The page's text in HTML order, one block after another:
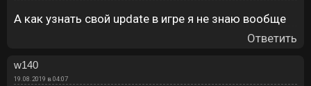
А как узнать свой update в игре я не знаю вообще
Ответить
w140
19.08.2019 в 04:07